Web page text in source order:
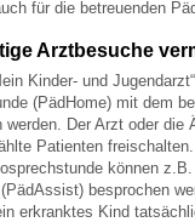
für die betreuenden
Arztbesuche
Kinder- und
(PädHome) mit dem
werden. Der Arzt oder die
Patienten freischalten.
können
besprochen
erkranktes Kind